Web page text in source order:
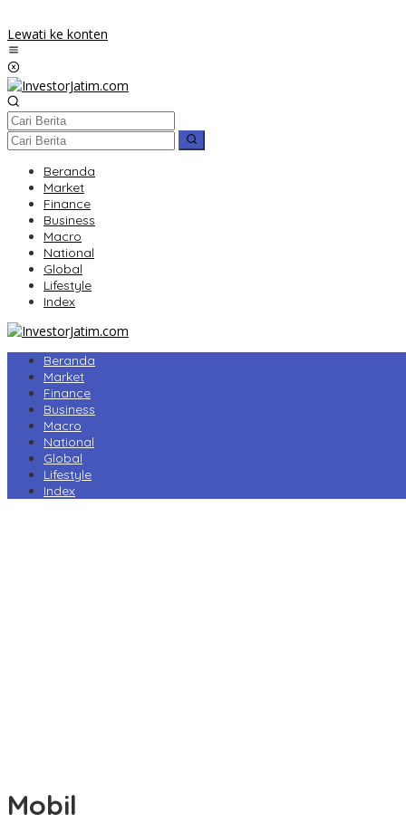
Lewati ke konten
Beranda
Market
Finance
Business
Macro
National
Global
Lifestyle
Index
Beranda
Market
Finance
Business
Macro
National
Global
Lifestyle
Index
Mobil